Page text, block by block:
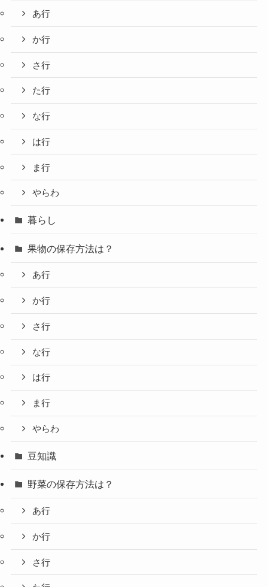
あ行
か行
さ行
た行
な行
は行
ま行
やらわ
暮らし
果物の保存方法は？
あ行
か行
さ行
な行
は行
ま行
やらわ
豆知識
野菜の保存方法は？
あ行
か行
さ行